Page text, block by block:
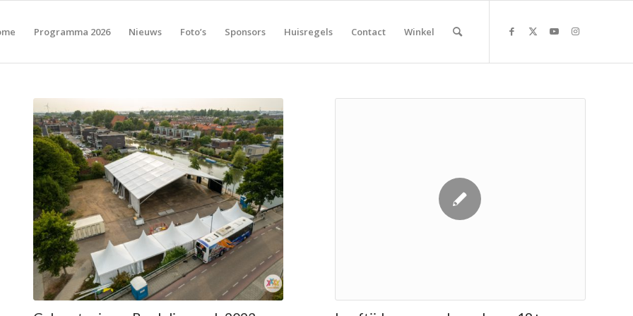
Programma 2026 Nieuws Foto’s Sponsors Huisregels Contact Winkel